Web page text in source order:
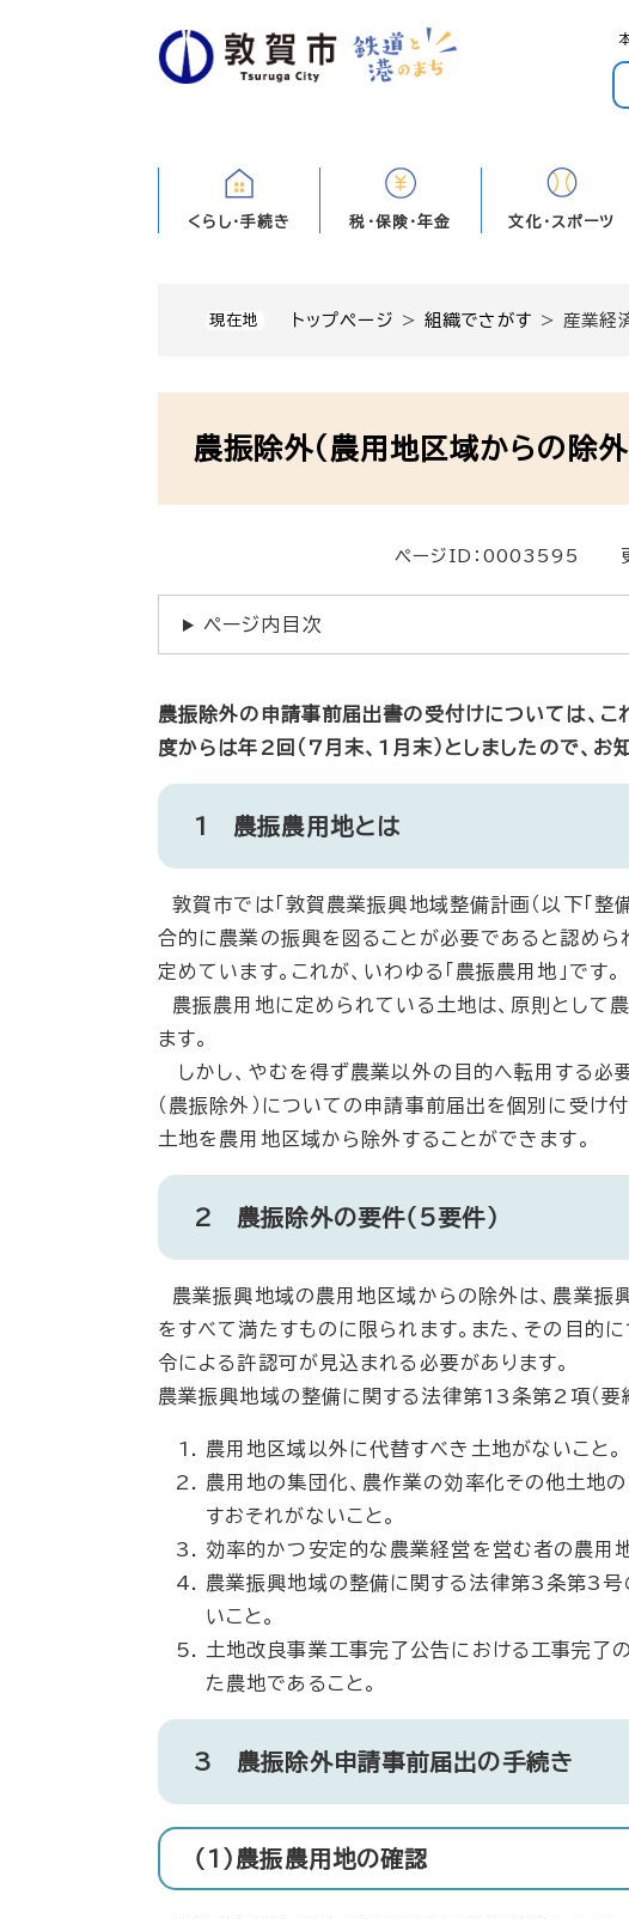
くらし・手続き 税・保険・年金 文化・スポーツ
現在地 トップページ >組織でさがす > 産業経
農振除外（農用地区域からの除
ページID：0003595
ページ内目次
農振除外の申請事前届出書の受付けについては、こ
度からは年2回（7月末、1月末）としましたので、お
1 農振農用地とは
敦賀市では「敦賀農業振興地域整備計画（以下「整
合的に農業の振興を図ることが必要であると認めら
定めています。これが、いわゆる「農振農用地」です。
農振農用地に定められている土地は、原則として
ます。
しかし、やむを得ず農業以外の目的へ転用する必
（農振除外）についての申請事前届出を個別に受け
土地を農用地区域から除外することができます。
2 農振除外の要件（5要件）
農業振興地域の農用地区域からの除外は、農業
をすべて満たすものに限られます。また、その目的
令による許認可が見込まれる必要があります。
農業振興地域の整備に関する法律第13条第2項（要
農用地区域以外に代替すべき土地がないこと。
農用地の集団化、農作業の効率化その他土地
すおそれがないこと。
効率的かつ安定的な農業経営を営む者の農用
農業振興地域の整備に関する法律第3条第3
いこと。
土地改良事業工事完了公告における工事完了
た農地であること。
3 農振除外申請事前届出の手続き
（1）農振農用地の確認